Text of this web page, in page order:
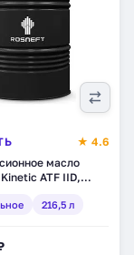
★ 4.6
масло
ATF IID,
216,5 л